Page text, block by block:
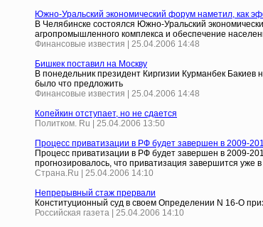
Южно-Уральский экономический форум наметил, как
В Челябинске состоялся Южно-Уральский
агропромышленного комплекса и обеспечение
Финансовые известия | 25.04.2006 14:48
Бишкек поставил на Москву
В понедельник президент Киргизии Курманбек
было что предложить
Финансовые известия | 25.04.2006 14:48
Копейкин отступает, но не сдается
Политком. Ru | 25.04.2006 13:50
Процесс приватизации в РФ будет завершен в 2009-
Процесс приватизации в РФ будет завершен в 2009-
прогнозировалось, что приватизация завершится
Страна.Ru | 25.04.2006 14:10
Непрерывный стаж прервали
Конституционный суд в своем Определении N 16-О
Российская газета | 25.04.2006 14:10